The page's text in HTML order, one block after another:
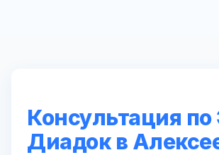
Консультация
Диадок в